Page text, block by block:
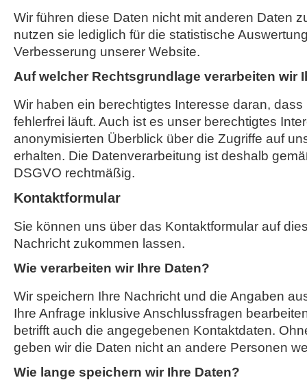
Wir führen diese Daten nicht mit anderen Daten
nutzen sie lediglich für die statistische
Verbesserung unserer Website.
Auf welcher Rechtsgrundlage verarbeiten wir
Wir haben ein berechtigtes Interesse daran,
fehlerfrei läuft. Auch ist es unser berechtigtes
anonymisierten Überblick über die Zugriffe auf
erhalten. Die Datenverarbeitung ist deshalb
DSGVO rechtmäßig.
Kontaktformular
Sie können uns über das Kontaktformular auf
Nachricht zukommen lassen.
Wie verarbeiten wir Ihre Daten?
Wir speichern Ihre Nachricht und die Angaben
Ihre Anfrage inklusive Anschlussfragen
betrifft auch die angegebenen Kontaktdaten.
geben wir die Daten nicht an andere Personen
Wie lange speichern wir Ihre Daten?